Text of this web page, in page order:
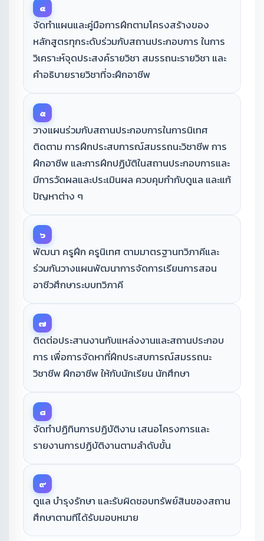
๔
จัดทำแผนและคู่มือการฝึกตามโครงสร้างของ
หลักสูตรทุกระดับร่วมกับสถานประกอบการ ในการ
วิเคราะห์จุดประสงค์รายวิชา สมรรถนะรายวิชา และ
คำอธิบายรายวิชาที่จะฝึกอาชีพ
๕
วางแผนร่วมกับสถานประกอบการในการนิเทศ
ติดตาม การฝึกประสบการณ์สมรรถนะวิชาชีพ การ
ฝึกอาชีพ และการฝึกปฏิบัติในสถานประกอบการและ
มีการวัดผลและประเมินผล ควบคุมกำกับดูแล และแก้
ปัญหาต่าง ๆ
๖
พัฒนา ครูฝึก ครูนิเทศ ตามมาตรฐานทวิภาคีและ
ร่วมกันวางแผนพัฒนาการจัดการเรียนการสอน
อาชีวศึกษาระบบทวิภาคี
๗
ติดต่อประสานงานกับแหล่งงานและสถานประกอบ
การ เพื่อการจัดหาที่ฝึกประสบการณ์สมรรถนะ
วิชาชีพ ฝึกอาชีพ ให้กับนักเรียน นักศึกษา
๘
จัดทำปฏิทินการปฏิบัติงาน เสนอโครงการและ
รายงานการปฏิบัติงานตามลำดับขั้น
๙
ดูแล บำรุงรักษา และรับผิดชอบทรัพย์สินของสถาน
ศึกษาตามทีได้รับมอบหมาย